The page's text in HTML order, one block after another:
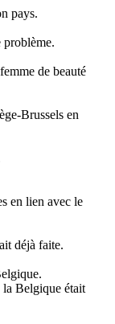
pays.
problème.
de beauté
Brussels en
en lien avec le
déjà faite.
la Belgique était